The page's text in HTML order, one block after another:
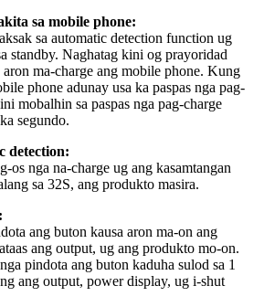
sa mobile phone:
sa automatic detection function ug
standby. Naghatag kini og prayoridad
ma-charge ang mobile phone. Kung
phone adunay usa ka paspas nga pag-
mobalhin sa paspas nga pag-charge
segundo.
detection:
os nga na-charge ug ang kasamtangan
sa 32S, ang produkto masira.
ang buton kausa aron ma-on ang
ang output, ug ang produkto mo-on.
pindota ang buton kaduha sulod sa 1
ang output, power display, ug i-shut